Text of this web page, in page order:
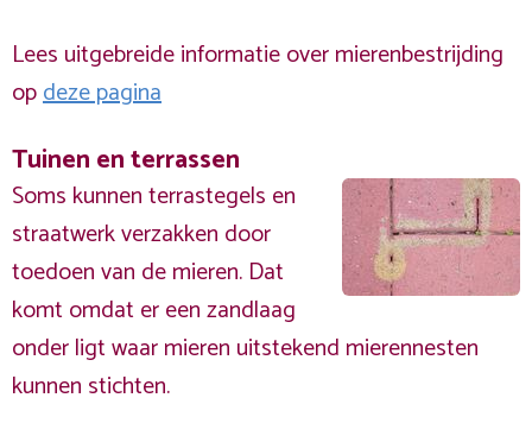
Lees uitgebreide informatie over mierenbestrijding
opdeze pagina
Tuinen en terrassen
Soms kunnen terrastegels en
straatwerk verzakken door
toedoen van de mieren. Dat
komt omdat er een zandlaag
onder ligt waar mieren uitstekend mierennesten
kunnen stichten.